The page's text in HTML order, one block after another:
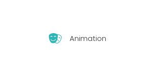
Animation